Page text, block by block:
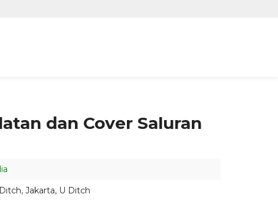
dan Cover Saluran
, Jakarta, U Ditch